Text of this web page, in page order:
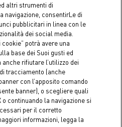
04391480276, share capital
fully paid up
Privacy Policy
Legal
altri strumenti di
navigazione, consentirLe di
pubblicitari in linea con le
dei social media.
potrà avere una
base dei Suoi gusti ed
rifiutare l’utilizzo dei
tracciamento (anche
con l’apposito comando
banner), o scegliere quali
continuando la navigazione si
per il corretto
informazioni, legga la